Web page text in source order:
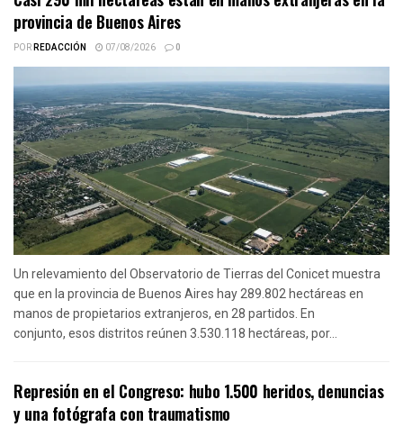
provincia de Buenos Aires
PORREDACCIÓN 07/08/2026 0
Un relevamiento del Observatorio de Tierras del Conicet muestra
que en la provincia de Buenos Aires hay 289.802 hectáreas en
manos de propietarios extranjeros, en 28 partidos. En
conjunto, esos distritos reúnen 3.530.118 hectáreas, por...
Represión en el Congreso: hubo 1.500 heridos, denuncias
y una fotógrafa con traumatismo